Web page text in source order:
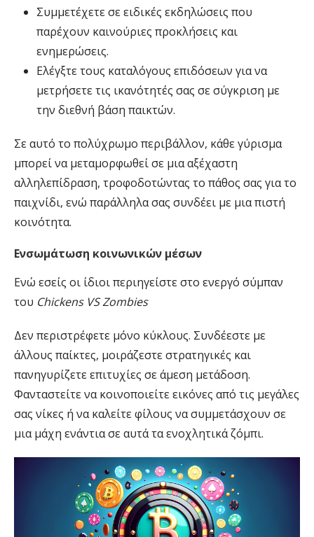
Συμμετέχετε σε ειδικές εκδηλώσεις που
παρέχουν καινούριες προκλήσεις και
ενημερώσεις.
Ελέγξτε τους καταλόγους επιδόσεων για να
μετρήσετε τις ικανότητές σας σε σύγκριση με
την διεθνή βάση παικτών.
Σε αυτό το πολύχρωμο περιβάλλον, κάθε γύρισμα
μπορεί να μεταμορφωθεί σε μια αξέχαστη
αλληλεπίδραση, τροφοδοτώντας το πάθος σας για το
παιχνίδι, ενώ παράλληλα σας συνδέει με μια πιστή
κοινότητα.
Ενσωμάτωση κοινωνικών μέσων
Ενώ εσείς οι ίδιοι περιηγείστε στο ενεργό σύμπαν
του Chickens VS Zombies
Δεν περιστρέφετε μόνο κύκλους. Συνδέεστε με
άλλους παίκτες, μοιράζεστε στρατηγικές και
πανηγυρίζετε επιτυχίες σε άμεση μετάδοση.
Φανταστείτε να κοινοποιείτε εικόνες από τις μεγάλες
σας νίκες ή να καλείτε φίλους να συμμετάσχουν σε
μια μάχη ενάντια σε αυτά τα ενοχλητικά ζόμπι.